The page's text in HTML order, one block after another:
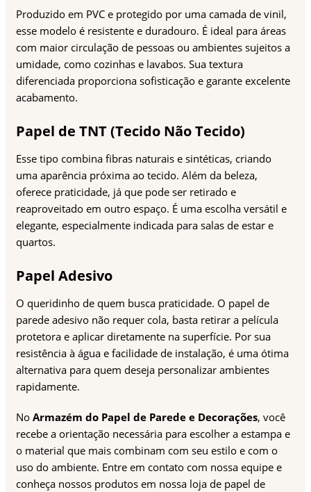
Produzido em PVC e protegido por uma camada de vinil,
esse modelo é resistente e duradouro. É ideal para áreas
com maior circulação de pessoas ou ambientes sujeitos a
umidade, como cozinhas e lavabos. Sua textura
diferenciada proporciona sofisticação e garante excelente
acabamento.
Papel de TNT (Tecido Não Tecido)
Esse tipo combina fibras naturais e sintéticas, criando
uma aparência próxima ao tecido. Além da beleza,
oferece praticidade, já que pode ser retirado e
reaproveitado em outro espaço. É uma escolha versátil e
elegante, especialmente indicada para salas de estar e
quartos.
Papel Adesivo
O queridinho de quem busca praticidade. O papel de
parede adesivo não requer cola, basta retirar a película
protetora e aplicar diretamente na superfície. Por sua
resistência à água e facilidade de instalação, é uma ótima
alternativa para quem deseja personalizar ambientes
rapidamente.
No Armazém do Papel de Parede e Decorações, você
recebe a orientação necessária para escolher a estampa e
o material que mais combinam com seu estilo e com o
uso do ambiente. Entre em contato com nossa equipe e
conheça nossos produtos em nossa loja de papel de